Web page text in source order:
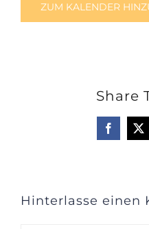
ZUM KALENDER
Share
Facebook
X
Hinterlasse einen